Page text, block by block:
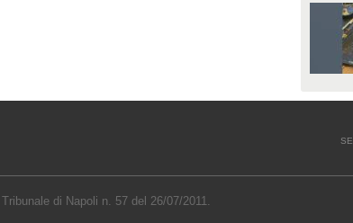
di Napoli n. 57 del 26/07/2011.